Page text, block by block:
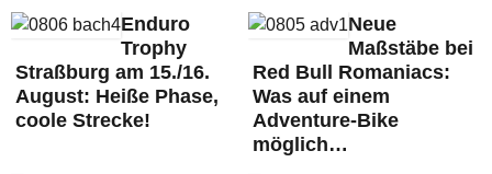
Enduro
Trophy
Straßburg am 15./16.
August: Heiße Phase,
coole Strecke!
Neue
Maßstäbe bei
Red Bull Romaniacs:
Was auf einem
Adventure-Bike
möglich…